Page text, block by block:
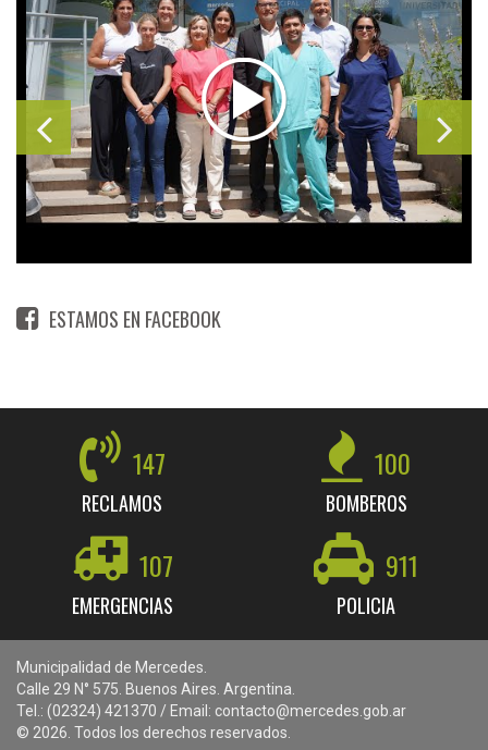
ESTAMOS EN FACEBOOK
147
RECLAMOS
100
BOMBEROS
107
EMERGENCIAS
911
POLICIA
Municipalidad de Mercedes.
Calle 29 N° 575. Buenos Aires. Argentina.
Tel.: (02324) 421370 / Email: contacto@mercedes.gob.ar
© 2026. Todos los derechos reservados.